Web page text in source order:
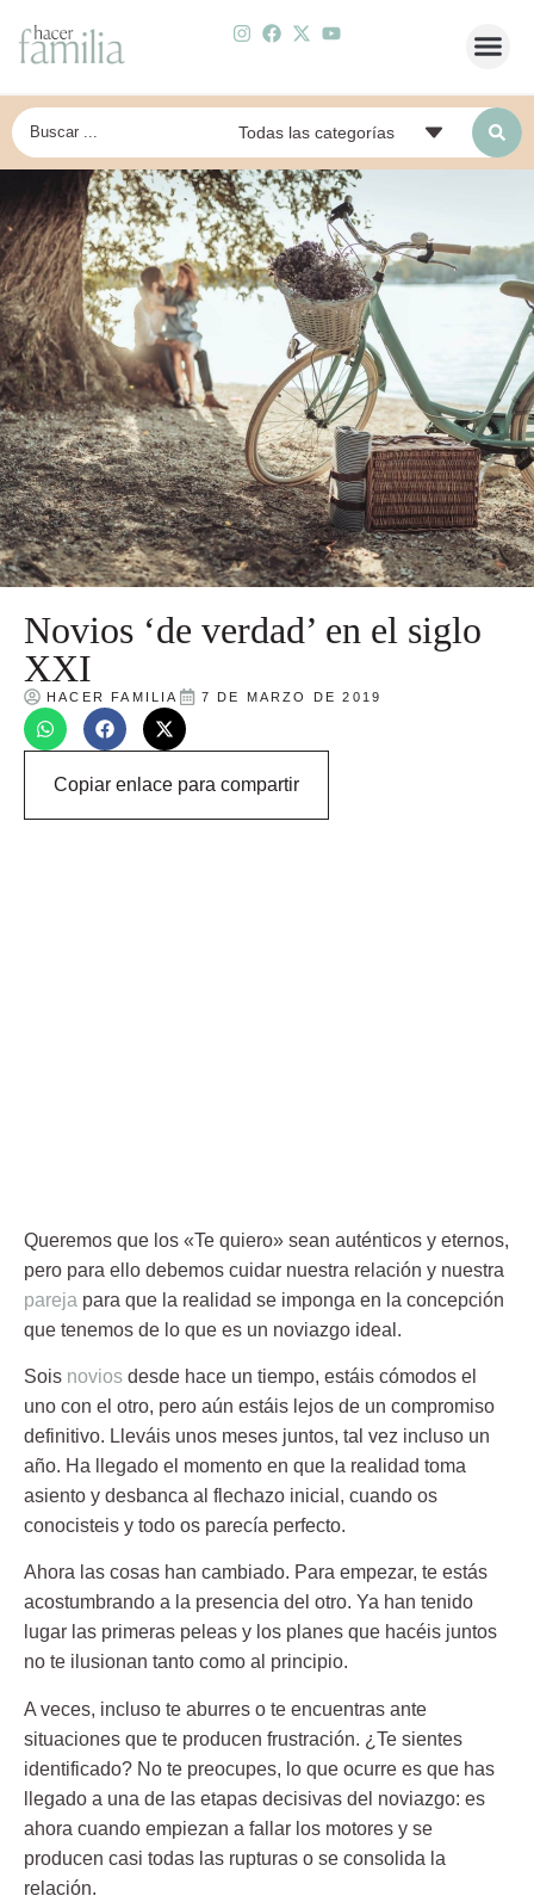
Novios ‘de verdad’ en el siglo
XXI
HACER FAMILIA 7 DE MARZO DE 2019
Copiar enlace para compartir
Queremos que los «Te quiero» sean auténticos y eternos,
pero para ello debemos cuidar nuestra relación y nuestra
pareja para que la realidad se imponga en la concepción
que tenemos de lo que es un noviazgo ideal.
Sois novios desde hace un tiempo, estáis cómodos el
uno con el otro, pero aún estáis lejos de un compromiso
definitivo. Lleváis unos meses juntos, tal vez incluso un
año. Ha llegado el momento en que la realidad toma
asiento y desbanca al flechazo inicial, cuando os
conocisteis y todo os parecía perfecto.
Ahora las cosas han cambiado. Para empezar, te estás
acostumbrando a la presencia del otro. Ya han tenido
lugar las primeras peleas y los planes que hacéis juntos
no te ilusionan tanto como al principio.
A veces, incluso te aburres o te encuentras ante
situaciones que te producen frustración. ¿Te sientes
identificado? No te preocupes, lo que ocurre es que has
llegado a una de las etapas decisivas del noviazgo: es
ahora cuando empiezan a fallar los motores y se
producen casi todas las rupturas o se consolida la
relación.